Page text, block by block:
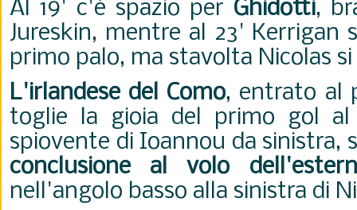
Al 19' c'è spazio per Ghidotti,
Jureskin, mentre al 23' Kerrigan
primo palo, ma stavolta Nicolas
L'irlandese del Como, entrato al
toglie la gioia del primo gol al
spiovente di Ioannou da sinistra,
conclusione al volo
nell'angolo basso alla sinistra di